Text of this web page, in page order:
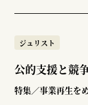
ジュリスト
公的支援と競
特集／事業再生を